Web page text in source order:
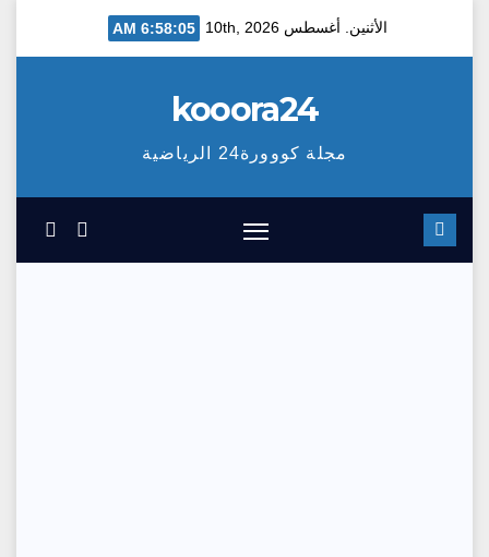
الأثنين. أغسطس 10th, 2026 6:58:06 AM
kooora24
مجلة كووورة24 الرياضية